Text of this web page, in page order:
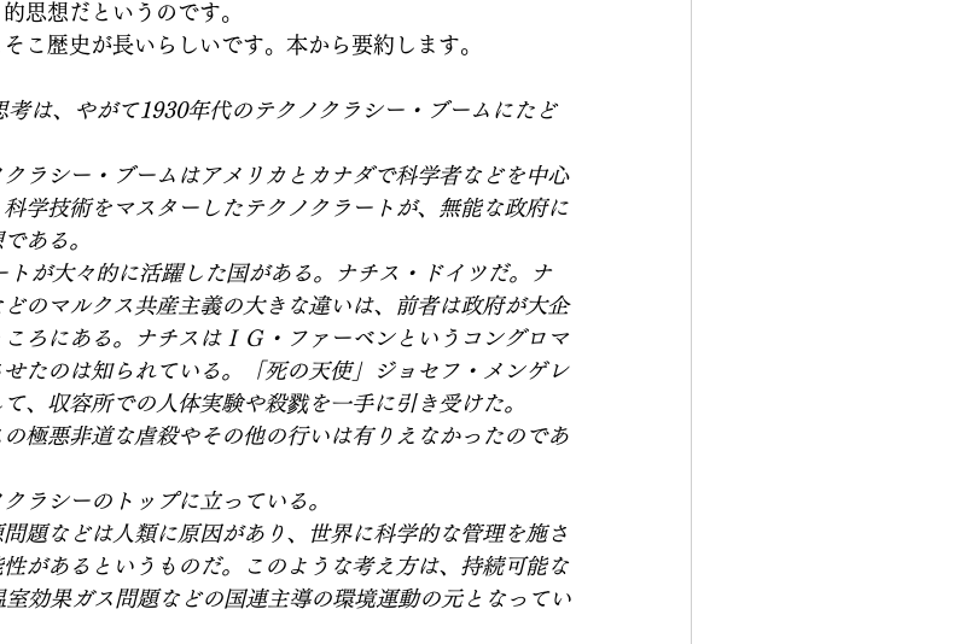
思想だというのです。
こ歴史が長いらしいです。本から要約します。
考は、やがて1930年代のテクノクラシー・ブームにたど
ラシー・ブームはアメリカとカナダで科学者などを中心
学技術をマスターしたテクノクラートが、無能な政府に
ある。
トが大々的に活躍した国がある。ナチス・ドイツだ。ナ
のマルクス共産主義の大きな違いは、前者は政府が大企
ろにある。ナチスはＩＧ・ファーベンというコングロマ
たのは知られている。「死の天使」ジョセフ・メンゲレ
、収容所での人体実験や殺戮を一手に引き受けた。
極悪非道な虐殺やその他の行いは有りえなかったのであ
ラシーのトップに立っている。
題などは人類に原因があり、世界に科学的な管理を施さ
があるというものだ。このような考え方は、持続可能な
効果ガス問題などの国連主導の環境運動の元となってい